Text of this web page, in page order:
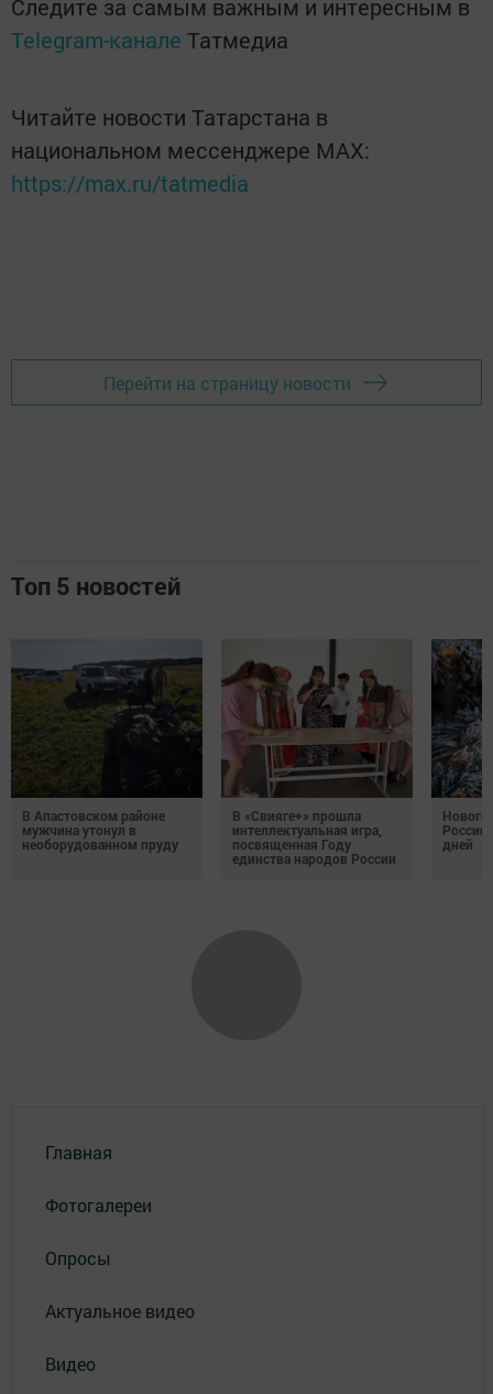
Следите за самым важным и интересным в
Telegram-канале Татмедиа
Читайте новости Татарстана в
национальном мессенджере MАХ:
https://max.ru/tatmedia
Перейти на страницу новости
Топ 5 новостей
В Апастовском районе
мужчина утонул в
необорудованном пруду
В «Свияге+» прошла
интеллектуальная игра,
посвященная Году
единства народов России
России
дней
Главная
Фотогалереи
Опросы
Актуальное видео
Видео